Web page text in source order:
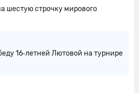
шестую строчку мирового
16‑летней Лютовой на турнире